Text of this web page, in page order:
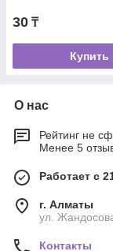
30 ₸
Купить
О нас
Рейтинг не
Менее 5
Работает с
г. Алматы
ул.
Контакты